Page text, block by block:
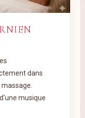
dans
musique